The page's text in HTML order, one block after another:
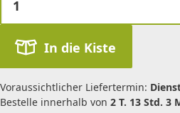
In die Kiste
Voraussichtlicher Liefertermin:
Bestelle innerhalb von 2 T. 13 Std. 3